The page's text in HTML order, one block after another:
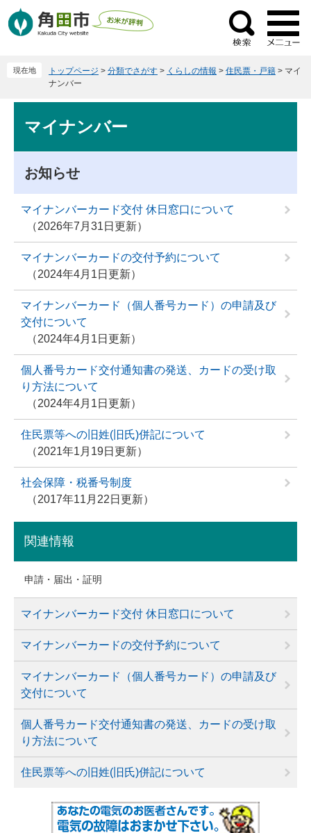
ー
ニ
検
索
現在地 トップページ > 分類でさがす > くらしの情報 > 住民票・戸籍 > マイ
ナンバー
マイナンバー
お知らせ
マイナンバーカード交付 休日窓口について
2026年7月31日更新
マイナンバーカードの交付予約について
2024年4月1日更新
マイナンバーカード（個人番号カード）の申請及び
交付について
2024年4月1日更新
個人番号カード交付通知書の発送、カードの受け取
り方法について
2024年4月1日更新
住民票等への旧姓(旧氏)併記について
2021年1月19日更新
社会保障・税番号制度
2017年11月22日更新
関連情報
申請・届出・証明
マイナンバーカード交付 休日窓口について
マイナンバーカードの交付予約について
マイナンバーカード（個人番号カード）の申請及び
交付について
個人番号カード交付通知書の発送、カードの受け取
り方法について
住民票等への旧姓(旧氏)併記について